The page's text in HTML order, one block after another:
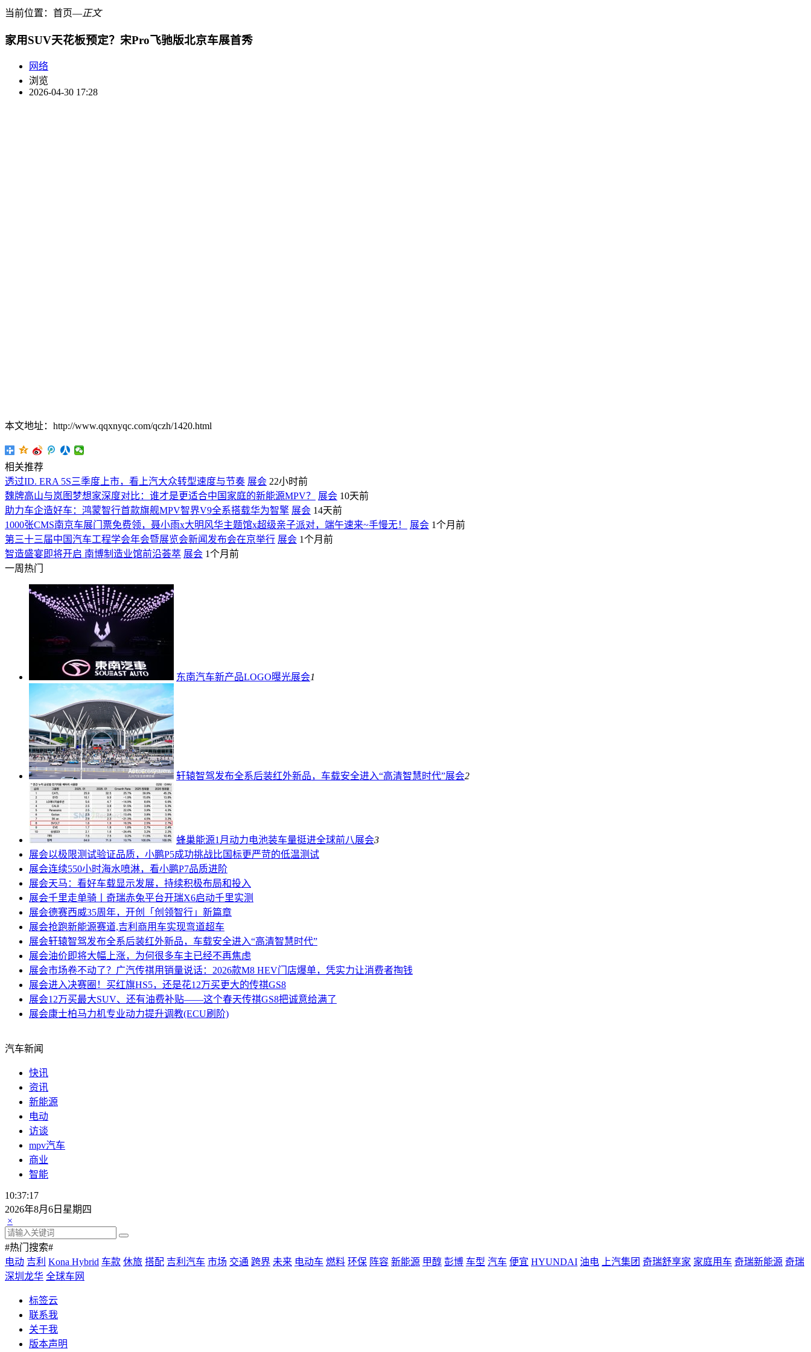
当前位置： 首页―正文
家用SUV天花板预定？宋Pro飞驰版北京车展首秀
网络
浏览
2026-04-30 17:28
本文地址：http://www.qqxnyqc.com/qczh/1420.html
相关推荐
透过ID. ERA 5S三季度上市，看上汽大众转型速度与节奏 展会 22小时前
魏牌高山与岚图梦想家深度对比：谁才是更适合中国家庭的新能源MPV？
展会 10天前
助力车企造好车：鸿蒙智行首款旗舰MPV智界V9全系搭载华为智擎 展会 14天前
1000张CMS南京车展门票免费领，聂小雨x大明风华主题馆x超级亲子派对，端午速来~手慢无！
展会 1个月前
第三十三届中国汽车工程学会年会暨展览会新闻发布会在京举行 展会 1个月前
智造盛宴即将开启 南博制造业馆前沿荟萃 展会 1个月前
一周热门
东南汽车新产品LOGO曝光展会1
轩辕智驾发布全系后装红外新品，车载安全进入“高清智慧时代”展会2
蜂巢能源1月动力电池装车量挺进全球前八展会3
展会以极限测试验证品质，小鹏P5成功挑战比国标更严苛的低温测试
展会连续550小时海水喷淋，看小鹏P7品质进阶
展会天马：看好车载显示发展，持续积极布局和投入
展会千里走单骑丨奇瑞赤兔平台开瑞X6启动千里实测
展会德赛西威35周年，开创「创领智行」新篇章
展会抢跑新能源赛道,吉利商用车实现弯道超车
展会轩辕智驾发布全系后装红外新品，车载安全进入“高清智慧时代”
展会油价即将大幅上涨，为何很多车主已经不再焦虑
展会市场卷不动了？广汽传祺用销量说话：2026款M8 HEV门店爆单，凭实力让消费者掏钱
展会进入决赛圈！买红旗HS5，还是花12万买更大的传祺GS8
展会12万买最大SUV、还有油费补贴——这个春天传祺GS8把诚意给满了
展会康士柏马力机专业动力提升调教(ECU刷阶)
汽车新闻
快讯
资讯
新能源
电动
访谈
mpv汽车
商业
智能
10:37:18
2026年8月6日星期四
×
#热门搜索#
电动 吉利 Kona Hybrid 车款 休旅 搭配 吉利汽车 市场 交通 跨界 未来 电动车 燃料 环保 阵容 新能源 甲醇 彭博 车型 汽车 便宜 HYUNDAI 油电 上汽集团 奇瑞舒享家 家庭用车 奇瑞新能源 奇瑞
深圳龙华 全球车网
标签云
联系我
关于我
版本声明